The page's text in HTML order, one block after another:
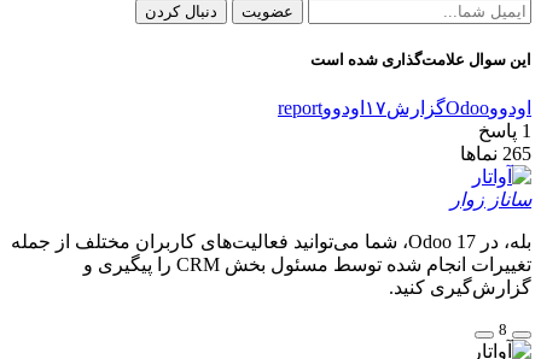
عضویت دنبال کردن
این سوال علامت‌گذاری شده است
اودووOdooگزارش۱۷اودوو
report
1 پاسخ
265 نماها
ساناز زوار
بله، در Odoo 17، شما می‌توانید فعالیت‌های کاربران مختلف از جمله
تغییرات انجام شده توسط مسئول بخش CRM را پیگیری و
گزارش‌گیری کنید.
8